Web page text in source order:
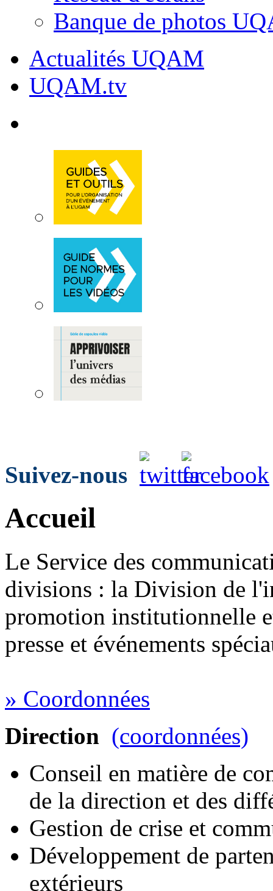
Banque de photos
Actualités UQAM
UQAM.tv
Suivez-nous
Accueil
Le Service des
divisions : la Division de
promotion institutionnelle
presse et événements
» Coordonnées
Direction (coordonnées)
Conseil en matière de
de la direction et des
Gestion de crise et
Développement de
extérieurs